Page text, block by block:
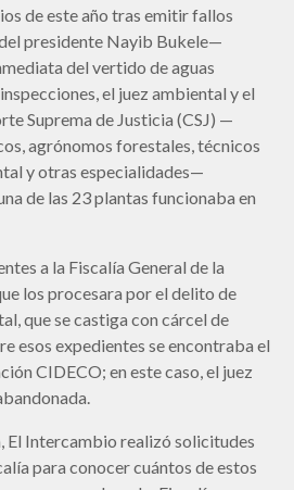
de este año tras emitir fallos
presidente Nayib Bukele—
del vertido de aguas
el juez ambiental y el
Suprema de Justicia (CSJ) —
agrónomos forestales, técnicos
y otras especialidades—
de las 23 plantas funcionaba en
a la Fiscalía General de la
los procesara por el delito de
que se castiga con cárcel de
esos expedientes se encontraba el
CIDECO; en este caso, el juez
El Intercambio realizó solicitudes
para conocer cuántos de estos